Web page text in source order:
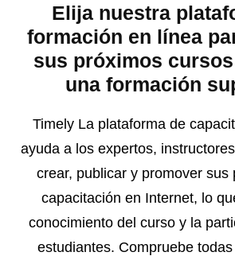
Elija nuestra
formación en línea
sus próximos
una formación
Timely La plataforma de
ayuda a los expertos,
crear, publicar y promover sus
capacitación en Internet, lo
conocimiento del curso y la
estudiantes. Compruebe